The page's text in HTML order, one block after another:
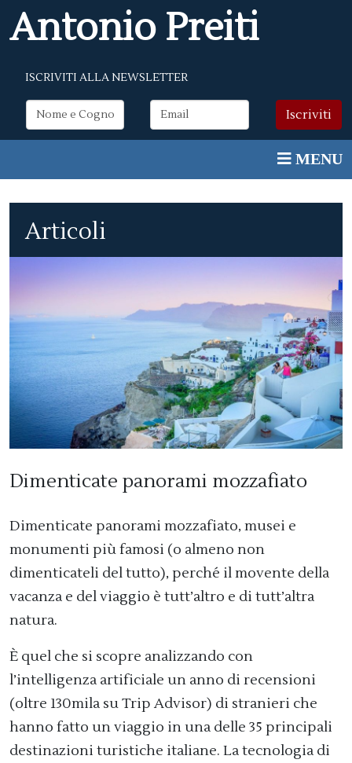
Antonio Preiti
ISCRIVITI ALLA NEWSLETTER
Articoli
Dimenticate panorami mozzafiato
Dimenticate panorami mozzafiato, musei e
monumenti più famosi (o almeno non
dimenticateli del tutto), perché il movente della
vacanza e del viaggio è tutt’altro e di tutt’altra
natura.
È quel che si scopre analizzando con
l’intelligenza artificiale un anno di recensioni
(oltre 130mila su Trip Advisor) di stranieri che
hanno fatto un viaggio in una delle 35 principali
destinazioni turistiche italiane. La tecnologia di